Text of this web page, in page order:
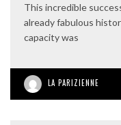
This incredible
already fabulous
capacity was
LA PARIZIENNE